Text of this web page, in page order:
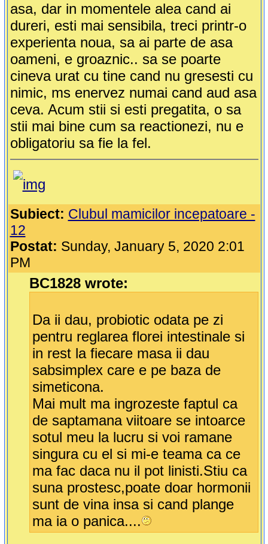
asa, dar in momentele alea cand ai
dureri, esti mai sensibila, treci printr-o
experienta noua, sa ai parte de asa
oameni, e groaznic.. sa se poarte
cineva urat cu tine cand nu gresesti cu
nimic, ms enervez numai cand aud asa
ceva. Acum stii si esti pregatita, o sa
stii mai bine cum sa reactionezi, nu e
obligatoriu sa fie la fel.
Subiect: Clubul mamicilor incepatoare -
12
Postat: Sunday, January 5, 2020 2:01
PM
BC1828 wrote:
Da ii dau, probiotic odata pe zi
pentru reglarea florei intestinale si
in rest la fiecare masa ii dau
sabsimplex care e pe baza de
simeticona.
Mai mult ma ingrozeste faptul ca
de saptamana viitoare se intoarce
sotul meu la lucru si voi ramane
singura cu el si mi-e teama ca ce
ma fac daca nu il pot linisti.Stiu ca
suna prostesc,poate doar hormonii
sunt de vina insa si cand plange
ma ia o panica....